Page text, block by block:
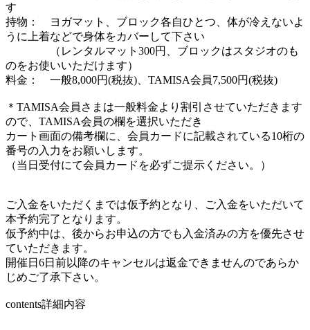
す
持物： ヨガマット、ブロック各自ひとつ、体が冷えないよ
うに上着などで身体をカバーして下さい
（レンタルマット300円、ブロックはスタジオのも
のをお使いいただけます）
料金： 一般8,000円(税抜)、TAMISA会員7,500円(税抜)
＊TAMISA会員さまは一般料金より割引させていただきます
ので、TAMISA会員の欄を選択いただき
カート画面の備考欄に、会員カードに記載されている10桁の
番号の入力をお願いします。
（当日受付にて会員カードを必ずご提示ください。）
ご入金をいただくまでは仮予約となり、ご入金をいただいて
本予約完了となります。
仮予約中は、後からお申込の方でも入金済みの方を優先させ
ていただきます。
開催日6日前以降のキャンセルは返金できませんのであらか
じめご了承下さい。
contents詳細内容